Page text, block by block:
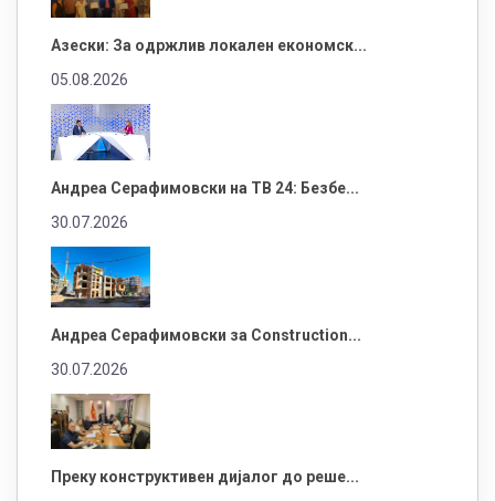
Азески: За одржлив локален економск...
05.08.2026
Андреа Серафимовски на ТВ 24: Безбе...
30.07.2026
Андреа Серафимовски за Construction...
30.07.2026
Преку конструктивен дијалог до реше...